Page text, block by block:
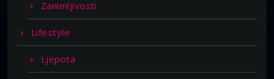
Zanimljivosti
Lifestyle
Ljepota